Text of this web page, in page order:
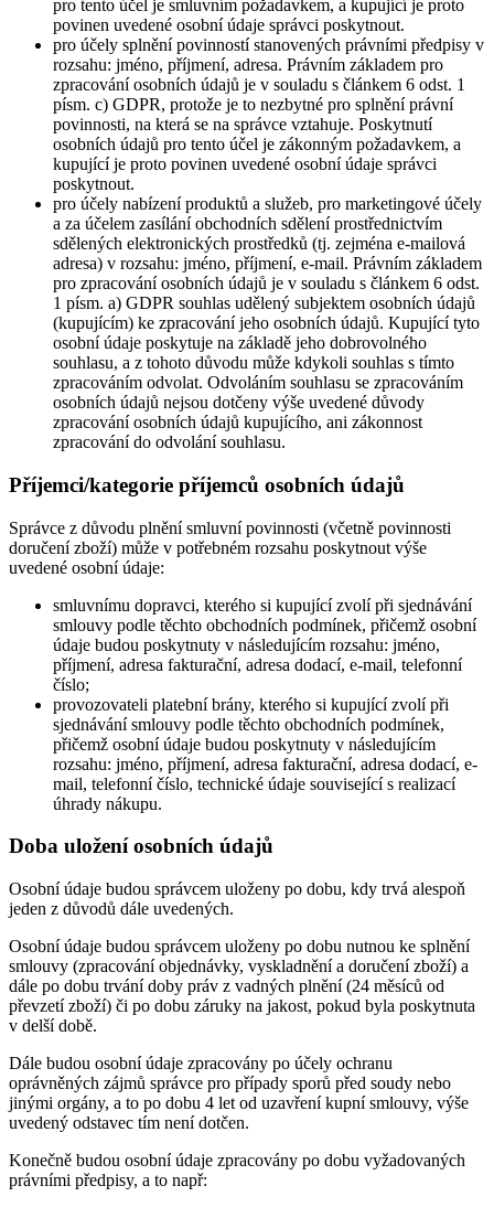
pro tento účel je smluvním požadavkem, a kupující je proto
povinen uvedené osobní údaje správci poskytnout.
pro účely splnění povinností stanovených právními předpisy v
rozsahu: jméno, příjmení, adresa. Právním základem pro
zpracování osobních údajů je v souladu s článkem 6 odst. 1
písm. c) GDPR, protože je to nezbytné pro splnění právní
povinnosti, na která se na správce vztahuje. Poskytnutí
osobních údajů pro tento účel je zákonným požadavkem, a
kupující je proto povinen uvedené osobní údaje správci
poskytnout.
pro účely nabízení produktů a služeb, pro marketingové účely
a za účelem zasílání obchodních sdělení prostřednictvím
sdělených elektronických prostředků (tj. zejména e-mailová
adresa) v rozsahu: jméno, příjmení, e-mail. Právním základem
pro zpracování osobních údajů je v souladu s článkem 6 odst.
1 písm. a) GDPR souhlas udělený subjektem osobních údajů
(kupujícím) ke zpracování jeho osobních údajů. Kupující tyto
osobní údaje poskytuje na základě jeho dobrovolného
souhlasu, a z tohoto důvodu může kdykoli souhlas s tímto
zpracováním odvolat. Odvoláním souhlasu se zpracováním
osobních údajů nejsou dotčeny výše uvedené důvody
zpracování osobních údajů kupujícího, ani zákonnost
zpracování do odvolání souhlasu.
Příjemci/kategorie příjemců osobních údajů
Správce z důvodu plnění smluvní povinnosti (včetně povinnosti
doručení zboží) může v potřebném rozsahu poskytnout výše
uvedené osobní údaje:
smluvnímu dopravci, kterého si kupující zvolí při sjednávání
smlouvy podle těchto obchodních podmínek, přičemž osobní
údaje budou poskytnuty v následujícím rozsahu: jméno,
příjmení, adresa fakturační, adresa dodací, e-mail, telefonní
číslo;
provozovateli platební brány, kterého si kupující zvolí při
sjednávání smlouvy podle těchto obchodních podmínek,
přičemž osobní údaje budou poskytnuty v následujícím
rozsahu: jméno, příjmení, adresa fakturační, adresa dodací, e-
mail, telefonní číslo, technické údaje související s realizací
úhrady nákupu.
Doba uložení osobních údajů
Osobní údaje budou správcem uloženy po dobu, kdy trvá alespoň
jeden z důvodů dále uvedených.
Osobní údaje budou správcem uloženy po dobu nutnou ke splnění
smlouvy (zpracování objednávky, vyskladnění a doručení zboží) a
dále po dobu trvání doby práv z vadných plnění (24 měsíců od
převzetí zboží) či po dobu záruky na jakost, pokud byla poskytnuta
v delší době.
Dále budou osobní údaje zpracovány po účely ochranu
oprávněných zájmů správce pro případy sporů před soudy nebo
jinými orgány, a to po dobu 4 let od uzavření kupní smlouvy, výše
uvedený odstavec tím není dotčen.
Konečně budou osobní údaje zpracovány po dobu vyžadovaných
právními předpisy, a to např: